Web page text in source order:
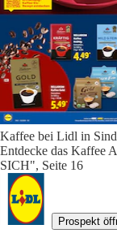
Kaffee bei Lidl in
Entdecke das Kaffee
SICH", Seite 16
Prospekt